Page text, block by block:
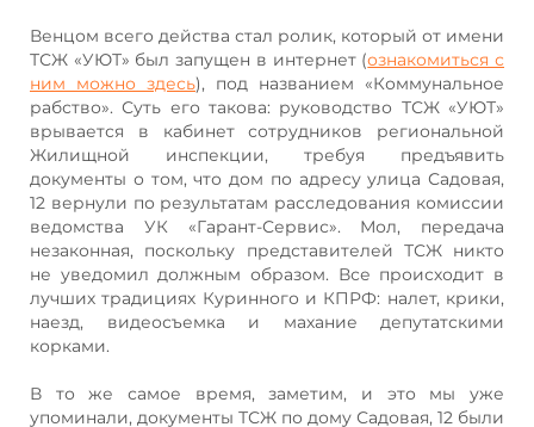
Венцом всего действа стал ролик, который от имени
ТСЖ «УЮТ» был запущен в интернет (ознакомиться с
ним можно здесь), под названием «Коммунальное
рабство». Суть его такова: руководство ТСЖ «УЮТ»
врывается в кабинет сотрудников региональной
Жилищной инспекции, требуя предъявить
документы о том, что дом по адресу улица Садовая,
12 вернули по результатам расследования комиссии
ведомства УК «Гарант-Сервис». Мол, передача
незаконная, поскольку представителей ТСЖ никто
не уведомил должным образом. Все происходит в
лучших традициях Куринного и КПРФ: налет, крики,
наезд, видеосъемка и махание депутатскими
корками.
В то же самое время, заметим, и это мы уже
упоминали, документы ТСЖ по дому Садовая, 12 были